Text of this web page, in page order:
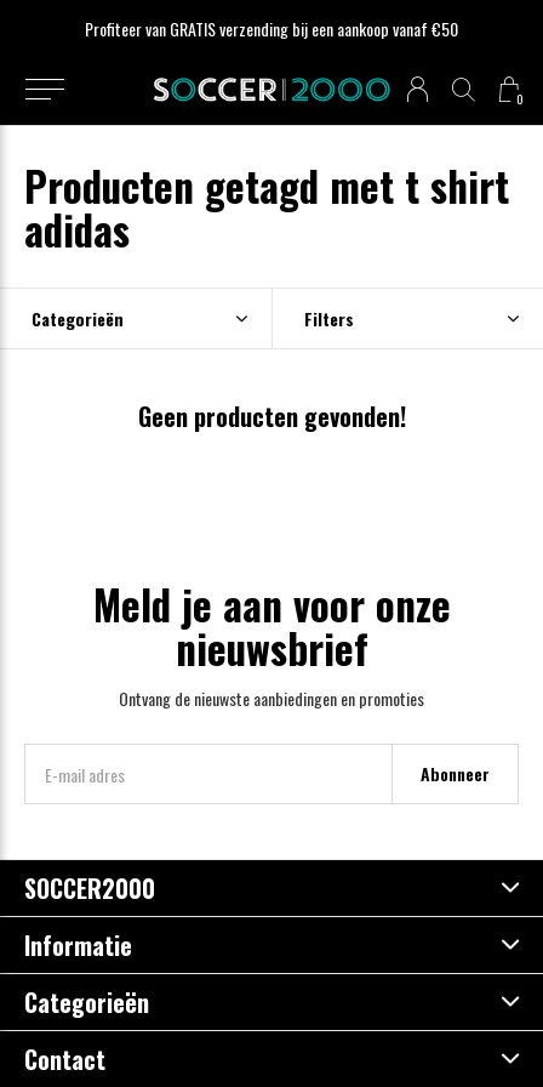
0
Profiteer van GRATIS verzending bij een aankoop vanaf €50
Producten getagd met t shirt
adidas
Categorieën Filters
Geen producten gevonden!
Meld je aan voor onze
nieuwsbrief
Ontvang de nieuwste aanbiedingen en promoties
Abonneer
SOCCER2000
Informatie
Categorieën
Contact